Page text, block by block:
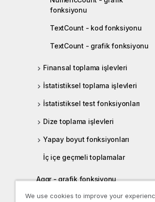
fonksiyonu
TextCount - kod fonksiyonu
TextCount - grafik fonksiyonu
Finansal toplama işlevleri
İstatistiksel toplama işlevleri
İstatistiksel test fonksiyonları
Dize toplama işlevleri
Yapay boyut fonksiyonları
İç içe geçmeli toplamalar
Aggr - grafik fonksiyonu
Renk fonksiyonları
We use cookies to improve your